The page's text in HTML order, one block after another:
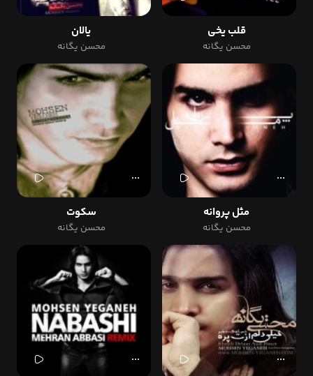
قلب یخی
محسن یگانه
یالان
محسن یگانه
مثل پروانه
محسن یگانه
سکوت
محسن یگانه